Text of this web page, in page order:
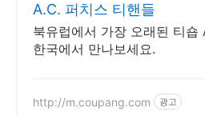
A.C. 퍼치스 티핸들
북유럽에서 가장 오래된 티숍
한국에서 만나보세요.
http://m.coupang.com 광고